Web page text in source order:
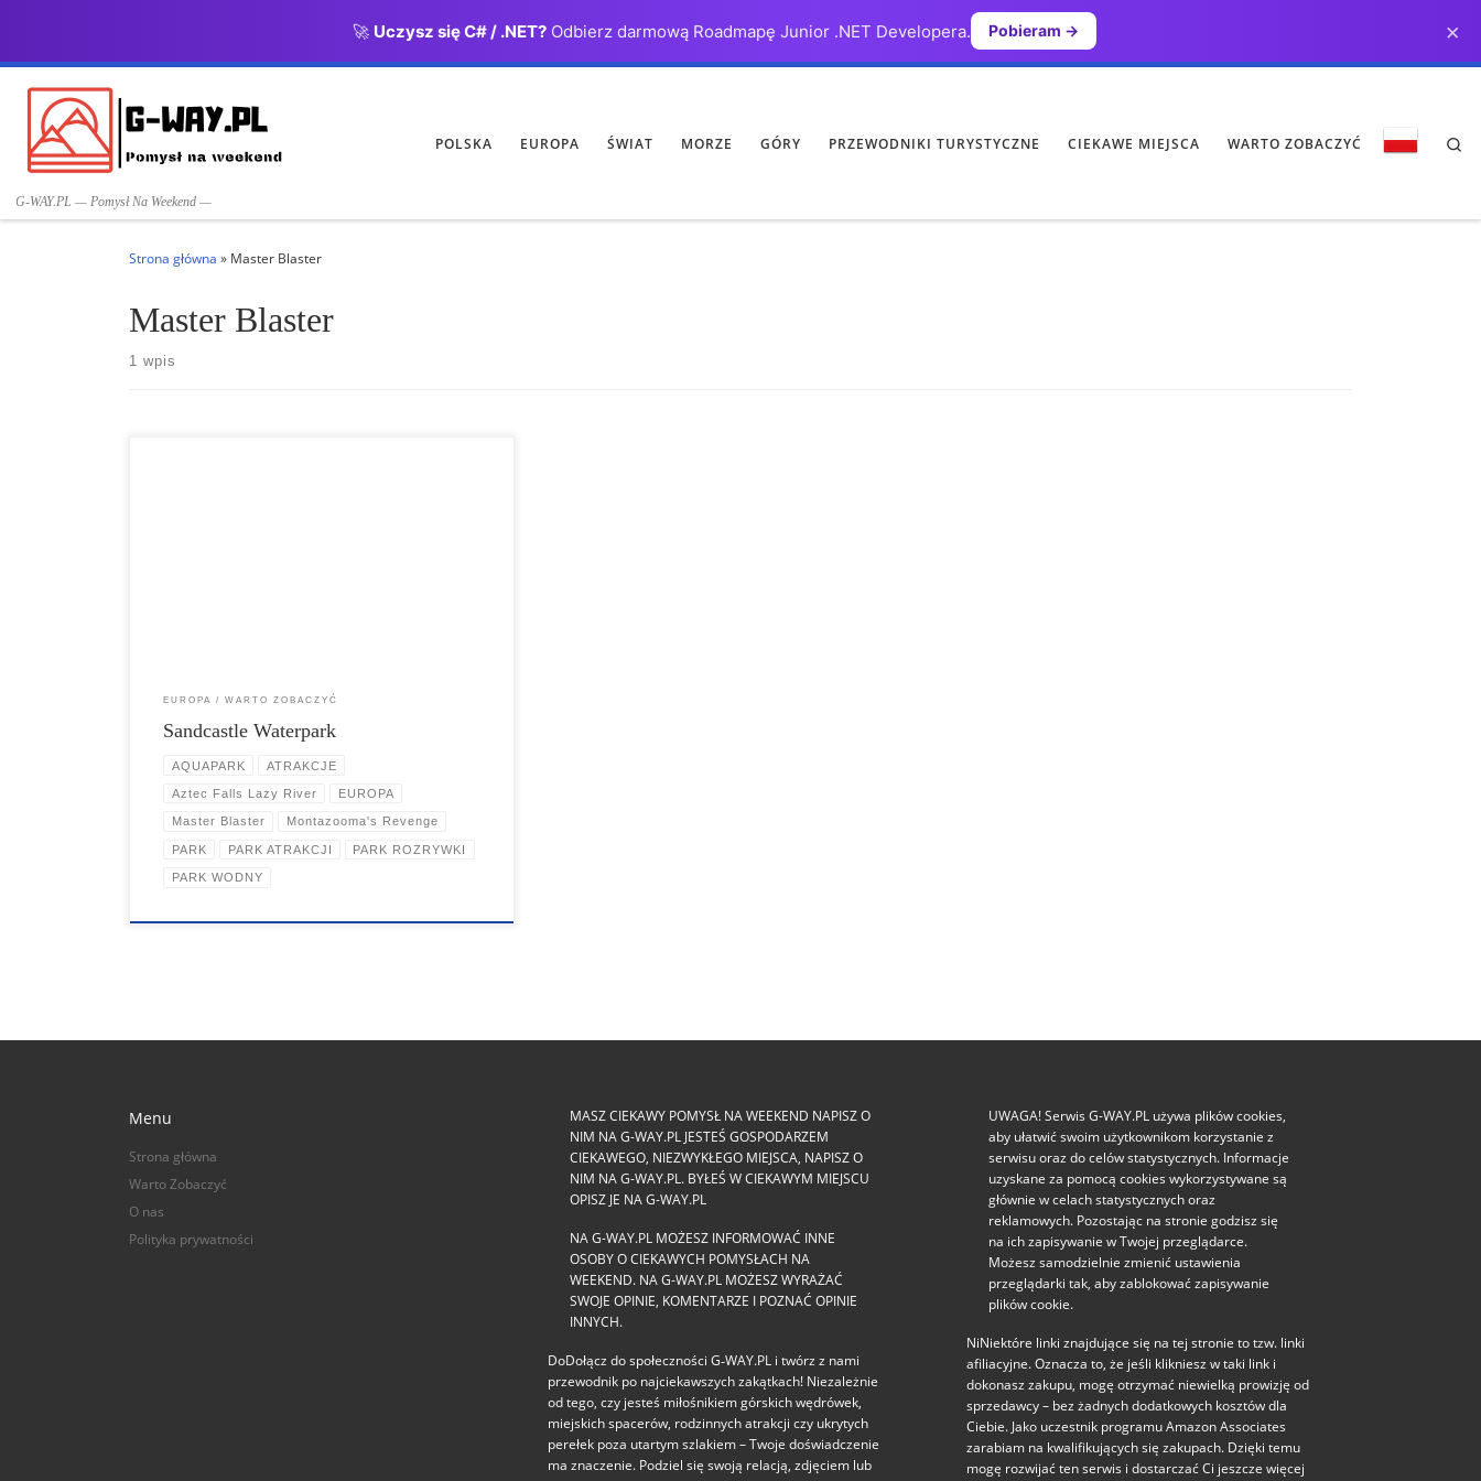
🚀 Uczysz się C# / .NET?Odbierz darmową Roadmapę Junior .NET Developera. Pobieram → ×
G-WAY.PL — Pomysł Na Weekend —
POLSKA EUROPA ŚWIAT MORZE GÓRY PRZEWODNIKI TURYSTYCZNE CIEKAWE MIEJSCA WARTO ZOBACZYĆ
Strona główna » Master Blaster
Master Blaster
1 wpis
EUROPA WARTO ZOBACZYĆ
Sandcastle Waterpark
AQUAPARK ATRAKCJE
Aztec Falls Lazy River EUROPA
Master Blaster Montazooma's Revenge
PARK PARK ATRAKCJI PARK ROZRYWKI
PARK WODNY
Menu
Strona główna
Warto Zobaczyć
O nas
Polityka prywatności
MASZ CIEKAWY POMYSŁ NA WEEKEND NAPISZ O
NIM NA G-WAY.PL JESTEŚ GOSPODARZEM
CIEKAWEGO, NIEZWYKŁEGO MIEJSCA, NAPISZ O
NIM NA G-WAY.PL. BYŁEŚ W CIEKAWYM MIEJSCU
OPISZ JE NA G-WAY.PL
NA G-WAY.PL MOŻESZ INFORMOWAĆ INNE
OSOBY O CIEKAWYCH POMYSŁACH NA
WEEKEND. NA G-WAY.PL MOŻESZ WYRAŻAĆ
SWOJE OPINIE, KOMENTARZE I POZNAĆ OPINIE
INNYCH.
DoDołącz do społeczności G‑WAY.PL i twórz z nami
przewodnik po najciekawszych zakątkach! Niezależnie
od tego, czy jesteś miłośnikiem górskich wędrówek,
miejskich spacerów, rodzinnych atrakcji czy ukrytych
perełek poza utartym szlakiem – Twoje doświadczenie
ma znaczenie. Podziel się swoją relacją, zdjęciem lub
UWAGA! Serwis G-WAY.PL używa plików cookies,
aby ułatwić swoim użytkownikom korzystanie z
serwisu oraz do celów statystycznych. Informacje
uzyskane za pomocą cookies wykorzystywane są
głównie w celach statystycznych oraz
reklamowych. Pozostając na stronie godzisz się
na ich zapisywanie w Twojej przeglądarce.
Możesz samodzielnie zmienić ustawienia
przeglądarki tak, aby zablokować zapisywanie
plików cookie.
NiNiektóre linki znajdujące się na tej stronie to tzw. linki
afiliacyjne. Oznacza to, że jeśli klikniesz w taki link i
dokonasz zakupu, mogę otrzymać niewielką prowizję od
sprzedawcy – bez żadnych dodatkowych kosztów dla
Ciebie. Jako uczestnik programu Amazon Associates
zarabiam na kwalifikujących się zakupach. Dzięki temu
mogę rozwijać ten serwis i dostarczać Ci jeszcze więcej